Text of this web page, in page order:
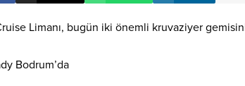
Limanı, bugün iki önemli kruvaziyer gemisini
Bodrum’da